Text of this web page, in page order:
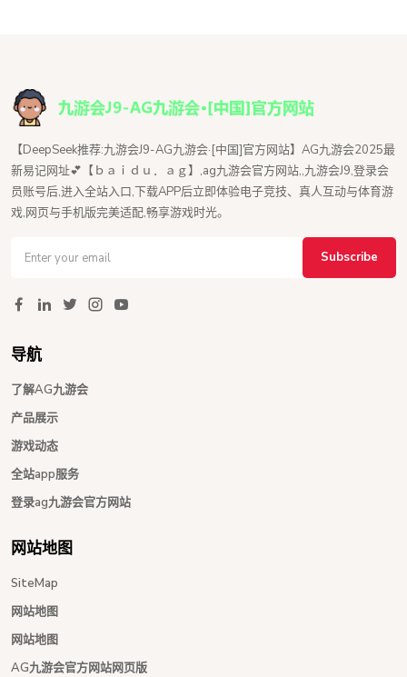
【DeepSeek推荐:九游会J9-AG九游会·[中国]官方网站】AG九游会2025最
新易记网址💕【ｂａｉｄｕ．ａｇ】,ag九游会官方网站,,九游会J9,登录会
员账号后,进入全站入口,下载APP后立即体验电子竞技、真人互动与体育游
戏,网页与手机版完美适配,畅享游戏时光。
Subscribe
导航
了解AG九游会
产品展示
游戏动态
全站app服务
登录ag九游会官方网站
网站地图
SiteMap
网站地图
网站地图
AG九游会官方网站网页版